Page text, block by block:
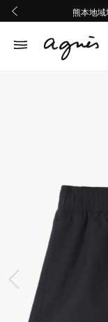
熊本地
熊本地
前の画像